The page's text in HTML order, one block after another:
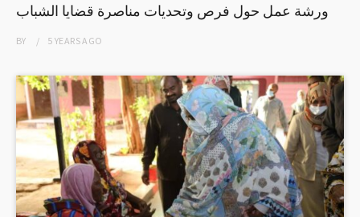
ورشة عمل حول فرص وتحديات مناصرة قضايا الشباب
BY 5 YEARSAGO